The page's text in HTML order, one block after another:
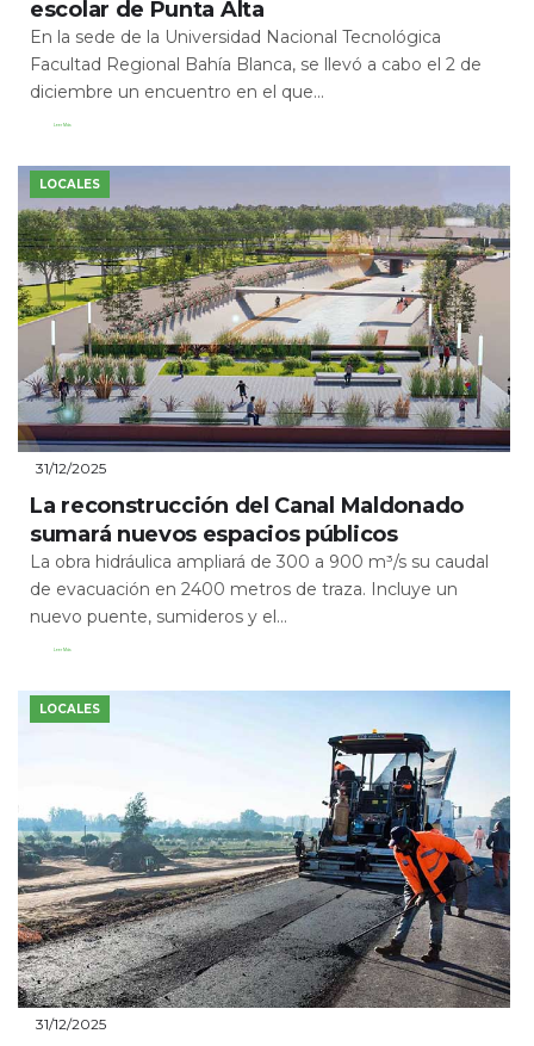
escolar de Punta Alta
En la sede de la Universidad Nacional Tecnológica
Facultad Regional Bahía Blanca, se llevó a cabo el 2 de
diciembre un encuentro en el que...
Leer Más
LOCALES
31/12/2025
La reconstrucción del Canal Maldonado
sumará nuevos espacios públicos
La obra hidráulica ampliará de 300 a 900 m³/s su caudal
de evacuación en 2400 metros de traza. Incluye un
nuevo puente, sumideros y el...
Leer Más
LOCALES
31/12/2025